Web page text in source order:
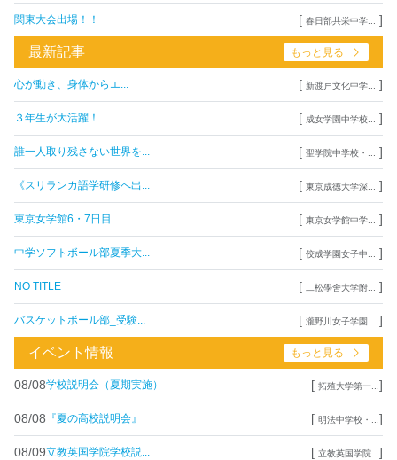
関東大会出場！！ [ 春日部共栄中学... ]
最新記事 もっと見る
心が動き、身体からエ... [ 新渡戸文化中学... ]
３年生が大活躍！ [ 成女学園中学校... ]
誰一人取り残さない世界を... [ 聖学院中学校・... ]
《スリランカ語学研修へ出... [ 東京成徳大学深... ]
東京女学館6・7日目 [ 東京女学館中学... ]
中学ソフトボール部夏季大... [ 佼成学園女子中... ]
NO TITLE [ 二松學舍大学附... ]
バスケットボール部_受験... [ 瀧野川女子学園... ]
イベント情報 もっと見る
08/08学校説明会（夏期実施） [ 拓殖大学第一... ]
08/08 『夏の高校説明会』 [ 明法中学校・... ]
08/09立教英国学院学校説... [ 立教英国学院... ]